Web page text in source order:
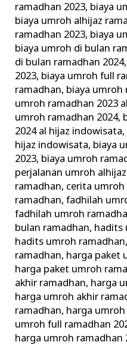
ramadhan 2023, biaya
biaya umroh alhijaz
ramadhan 2023, biaya
biaya umroh di bulan
di bulan ramadhan 2024,
2023, biaya umroh full
ramadhan, biaya umroh
umroh ramadhan 2023
umroh ramadhan 2024,
2024 al hijaz indowisata,
hijaz indowisata, biaya
2023, biaya umroh
perjalanan umroh
ramadhan, cerita umroh
ramadhan,fadhilah
fadhilah umroh
bulan ramadhan, hadits
hadits umroh ramadhan,
ramadhan, harga paket
harga paket umroh
akhir ramadhan, harga
harga umroh akhir
ramadhan, harga
umroh full ramadhan
harga umroh ramadhan